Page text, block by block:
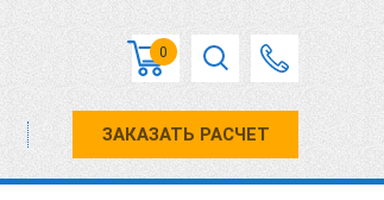
0
ЗАКАЗАТЬ РАСЧЕТ